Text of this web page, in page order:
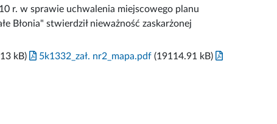
r. w sprawie uchwalenia miejscowego planu
Błonia" stwierdził nieważność zaskarżonej
kB) 5k1332_zał. nr2_mapa.pdf (19114.91 kB)